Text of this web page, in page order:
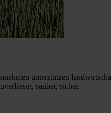
unterstützen
sauber, sicher.